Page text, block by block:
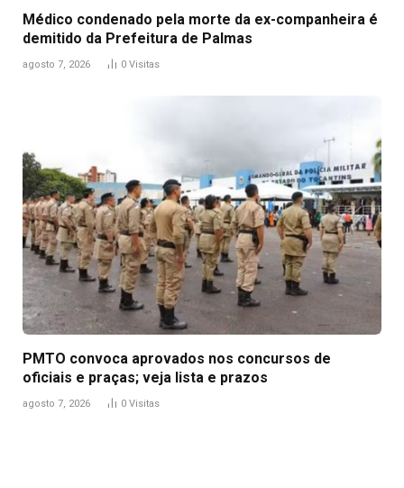
Médico condenado pela morte da ex-companheira é
demitido da Prefeitura de Palmas
agosto 7, 2026 0 Visitas
PMTO convoca aprovados nos concursos de
oficiais e praças; veja lista e prazos
agosto 7, 2026 0 Visitas